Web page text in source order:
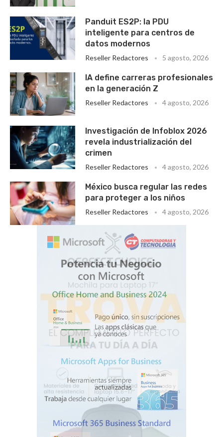
Panduit ES2P: la PDU
inteligente para centros de
datos modernos
Reseller Redactores 5 agosto, 2026
IA define carreras profesionales
en la generación Z
Reseller Redactores 4 agosto, 2026
Investigación de Infoblox 2026
revela industrialización del
crimen
Reseller Redactores 4 agosto, 2026
México busca regular las redes
para proteger a los niños
Reseller Redactores 4 agosto, 2026